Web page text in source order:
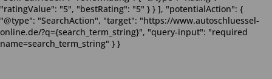
"ratingValue": "5", "bestRating": "5" } } ], "potentialAction": {
"@type": "SearchAction", "target": "https://www.autoschluessel-
online.de/?q={search_term_string}", "query-input": "required
name=search_term_string" } }